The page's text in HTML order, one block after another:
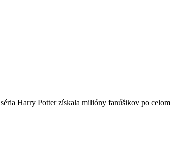
Harry Potter získala milióny fanúšikov po celom